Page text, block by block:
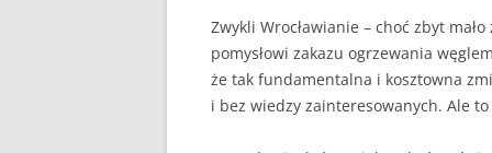
ZE ZROZUMIENIEM
ZA GAZ
BRYKIET SŁOMIANY
Zwykli Wrocławianie – choć zbyt
pomysłowi zakazu ogrzewania
że tak fundamentalna i kosztowna
i bez wiedzy zainteresowanych. Ale